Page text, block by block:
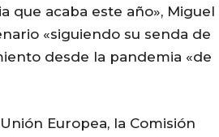
que acaba este año», Miguel
«siguiendo su senda de
desde la pandemia «de
Europea, la Comisión